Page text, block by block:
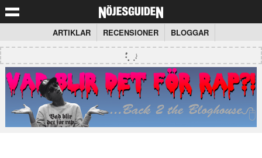
ARTIKLAR RECENSIONER BLOGGAR